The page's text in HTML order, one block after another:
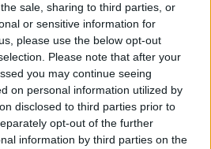
sale, sharing to third parties, or
or sensitive information for
please use the below opt-out
Please note that after your
you may continue seeing
on personal information utilized by
disclosed to third parties prior to
opt-out of the further
information by third parties on the
vagyonával? Adóhatósági
HÍREK